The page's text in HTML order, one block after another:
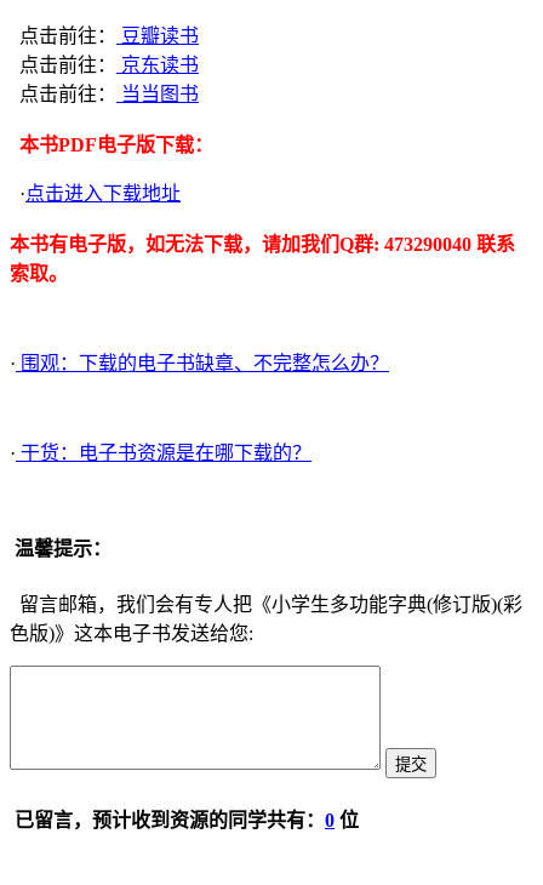
点击前往：
豆瓣读书
点击前往：
京东读书
点击前往：
当当图书
本书PDF电子版下载：
·点击进入下载地址
本书有电子版，如无法下载，请加我们Q群: 473290040 联系
索取。
· 围观：下载的电子书缺章、不完整怎么办？
· 干货：电子书资源是在哪下载的？
温馨提示：
留言邮箱，我们会有专人把《小学生多功能字典(修订版)(彩
色版)》这本电子书发送给您:
已留言，预计收到资源的同学共有： 0 位